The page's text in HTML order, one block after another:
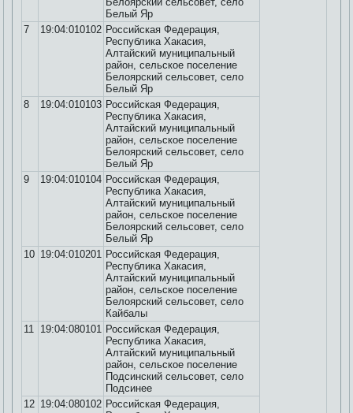
Белый Яр
7
19:04:010102 Российская Федерация,
Республика Хакасия,
Алтайский муниципальный
район, сельское поселение
Белоярский сельсовет, село
Белый Яр
8
19:04:010103 Российская Федерация,
Республика Хакасия,
Алтайский муниципальный
район, сельское поселение
Белоярский сельсовет, село
Белый Яр
9
19:04:010104 Российская Федерация,
Республика Хакасия,
Алтайский муниципальный
район, сельское поселение
Белоярский сельсовет, село
Белый Яр
10 19:04:010201 Российская Федерация,
Республика Хакасия,
Алтайский муниципальный
район, сельское поселение
Белоярский сельсовет, село
Кайбалы
11 19:04:080101 Российская Федерация,
Республика Хакасия,
Алтайский муниципальный
район, сельское поселение
Подсинский сельсовет, село
Подсинее
12 19:04:080102 Российская Федерация,